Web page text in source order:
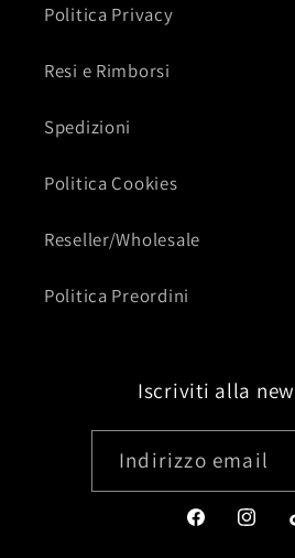
Politica Privacy
Resi e Rimborsi
Spedizioni
Politica Cookies
Reseller/Wholesale
Politica Preordini
Iscriviti alla
Indirizzo email
Facebook